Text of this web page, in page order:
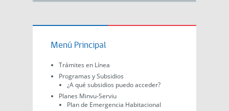
Menú Principal
Trámites en Línea
Programas y Subsidios
¿A qué subsidios puedo acceder?
Planes Minvu-Serviu
Plan de Emergencia Habitacional